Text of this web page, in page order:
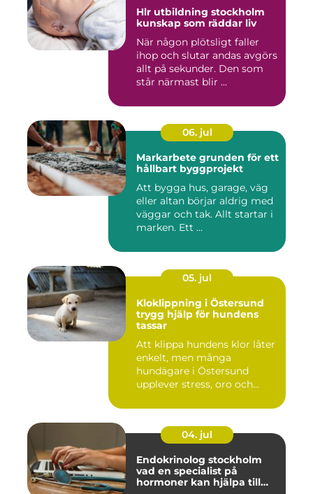
Hlr utbildning stockholm
kunskap som räddar liv
När någon plötsligt faller
ihop och slutar andas avgörs
allt på sekunder. Den som
står närmast blir ...
06. jul
Markarbete grunden för ett
hållbart byggprojekt
Att bygga hus, garage, väg
eller altan börjar aldrig med
väggar och tak. Allt startar i
marken. Ett ...
05. jul
Kloklippning i Östersund
trygg hjälp för hundens
tassar
Att klippa hundens klor låter
enkelt, men många
hundägare i Östersund
upplever stress, oro och
04. jul
Endokrinolog stockholm
vad en specialist på
hormoner kan hjälpa till